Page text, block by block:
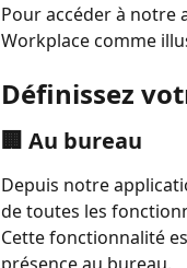
Pour accéder à notre
Workplace comme
Définissez
🏢 Au bureau
Depuis notre
de toutes les
Cette fonctionnalité